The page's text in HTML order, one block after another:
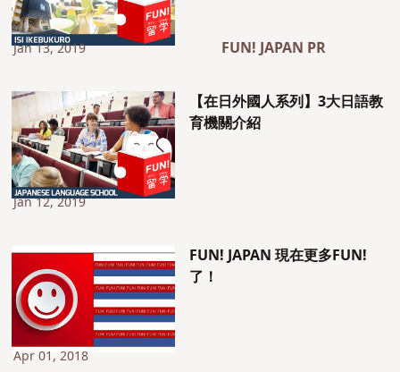
Jan 13, 2019 FUN! JAPAN PR
【在日外國人系列】3大日語教
育機關介紹
Jan 12, 2019
FUN! JAPAN 現在更多FUN!
了！
Apr 01, 2018